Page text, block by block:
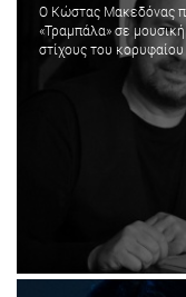
Ο Κώστας Μακεδόνας
«Τραμπάλα» σε
στίχους του